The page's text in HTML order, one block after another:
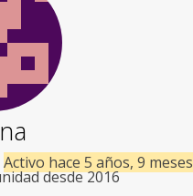
Activo hace 5 años, 9 meses
desde 2016